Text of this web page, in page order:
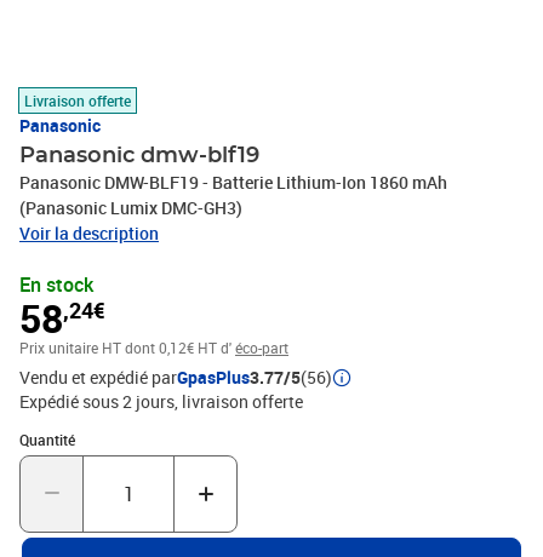
Livraison offerte
Panasonic
Panasonic dmw-blf19
Panasonic DMW-BLF19 - Batterie Lithium-Ion 1860 mAh
(Panasonic Lumix DMC-GH3)
Voir la description
En stock
58,24€
Prix unitaire HTdont 0,12€ HT d'éco-part
Vendu et expédié parGpasPlus3.77/5(56)
Expédié sous 2 jours livraison offerte
Quantité
Quantité : 1